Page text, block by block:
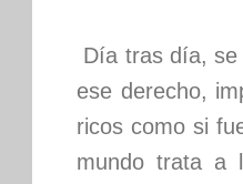
Día tras día, se
ese derecho,
ricos como si
mundo trata a